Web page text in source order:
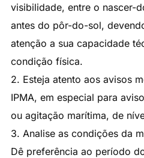
visibilidade, entre o nascer-
antes do pôr-do-sol,
atenção a sua capacidade
condição física.
2. Esteja atento aos avisos
IPMA, em especial para
ou agitação marítima, de
3. Analise as condições da
Dê preferência ao período